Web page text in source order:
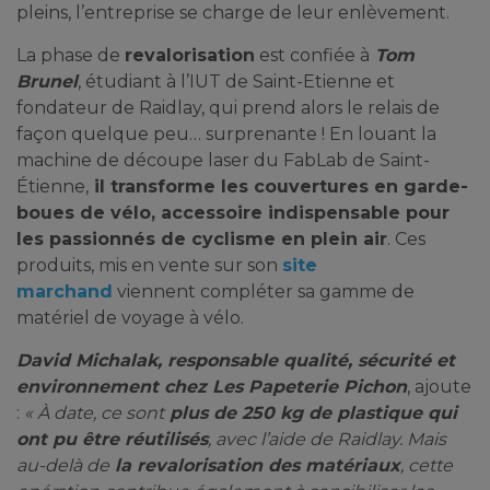
pleins, l’entreprise se charge de leur enlèvement.
La phase de revalorisation est confiée à Tom
Brunel, étudiant à l’IUT de Saint-Etienne et
fondateur de Raidlay, qui prend alors le relais de
façon quelque peu… surprenante ! En louant la
machine de découpe laser du FabLab de Saint-
Étienne, il transforme les couvertures en garde-
boues de vélo, accessoire indispensable pour
les passionnés de cyclisme en plein air. Ces
produits, mis en vente sur son site
marchand viennent compléter sa gamme de
matériel de voyage à vélo.
David Michalak, responsable qualité, sécurité et
environnement chez Les Papeterie Pichon, ajoute
: « À date, ce sontplus de 250 kg de plastique qui
ont pu être réutilisés, avec l’aide de Raidlay. Mais
au-delà de la revalorisation des matériaux, cette